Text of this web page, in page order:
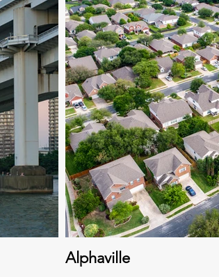
Alphaville